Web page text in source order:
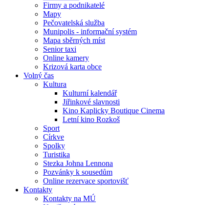
Firmy a podnikatelé
Mapy
Pečovatelská služba
Munipolis - informační systém
Mapa sběrných míst
Senior taxi
Online kamery
Krizová karta obce
Volný čas
Kultura
Kulturní kalendář
Jiřinkové slavnosti
Kino Kaplicky Boutique Cinema
Letní kino Rozkoš
Sport
Církve
Spolky
Turistika
Stezka Johna Lennona
Pozvánky k sousedům
Online rezervace sportovišť
Kontakty
Kontakty na MÚ